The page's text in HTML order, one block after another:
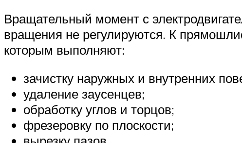
Вращательный момент с
вращения не регулируются. К
которым выполняют:
зачистку наружных и внутренних
удаление заусенцев;
обработку углов и торцов;
фрезеровку по плоскости;